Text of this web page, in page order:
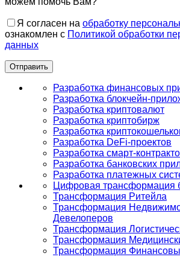
Я согласен на обработку
ознакомлен с Политикой обработки
данных
Разработка финансовых
Разработка блокчейн-
Разработка криптовалют
Разработка криптобирж
Разработка
Разработка DeFi-проектов
Разработка смарт-
Разработка банковских
Разработка платежных
Цифровая трансформация
Трансформация Ритейла
Трансформация
Девелоперов
Трансформация
Трансформация
Трансформация